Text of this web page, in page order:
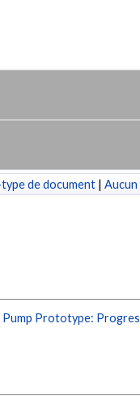
de document |
Prototype: